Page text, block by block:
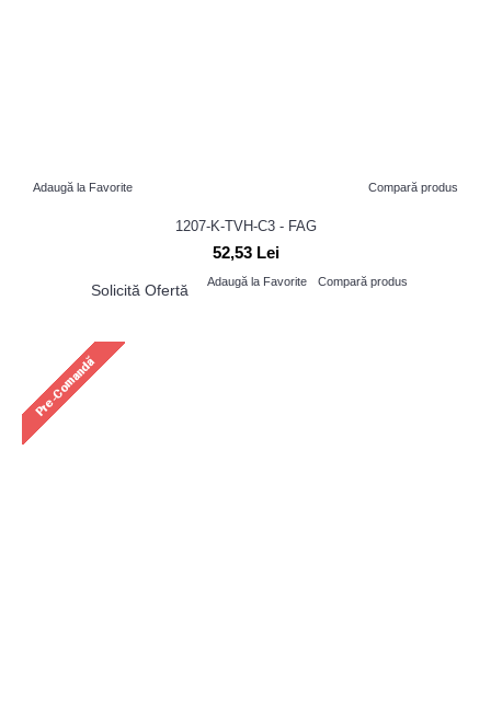
Adaugă la Favorite Compară produs
1207-K-TVH-C3 - FAG
52,53 Lei
Solicită Ofertă Adaugă la Favorite Compară produs